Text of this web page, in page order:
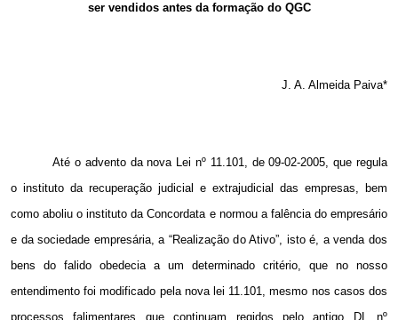
ser vendidos antes da formação do QGC
J. A. Almeida Paiva*
Até o advento da nova Lei nº 11.101, de 09-02-2005, que regula
o instituto da recuperação judicial e extrajudicial das empresas, bem
como aboliu o instituto da Concordata e normou a falência do empresário
e da sociedade empresária, a “Realização do Ativo”, isto é, a venda dos
bens do falido obedecia a um determinado critério, que no nosso
entendimento foi modificado pela nova lei 11.101, mesmo nos casos dos
processos falimentares que continuam regidos pelo antigo DL nº